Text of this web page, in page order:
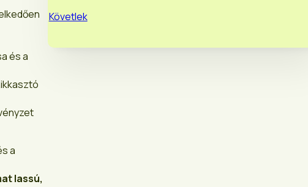
és a
a
lassú,
Követlek